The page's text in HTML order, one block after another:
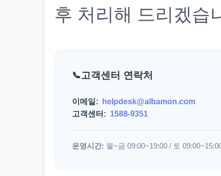
후 처리해 드리겠습
고객센터 연락처
이메일:
helpdesk@albamon.com
고객센터: 1588-9351
운영시간: 월~금 09:00~19:00 / 토